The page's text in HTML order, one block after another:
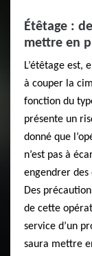
Étêtage :
mettre en
L’étêtage est,
à couper la
fonction du
présente un
donné que
n’est pas à
engendrer des
Des
de cette
service d’un
saura mettre